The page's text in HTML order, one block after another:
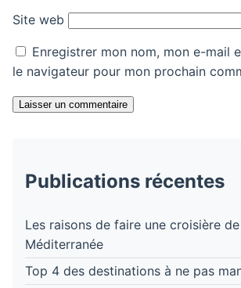
Site web
Enregistrer mon nom, mon e-mail
le navigateur pour mon prochain
Laisser un commentaire
Publications récentes
Les raisons de faire une croisière
Méditerranée
Top 4 des destinations à ne pas